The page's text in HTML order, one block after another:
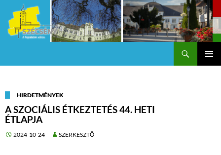
HIRDETMÉNYEK
A SZOCIÁLIS ÉTKEZTETÉS 44. HETI
ÉTLAPJA
2024-10-24 SZERKESZTŐ